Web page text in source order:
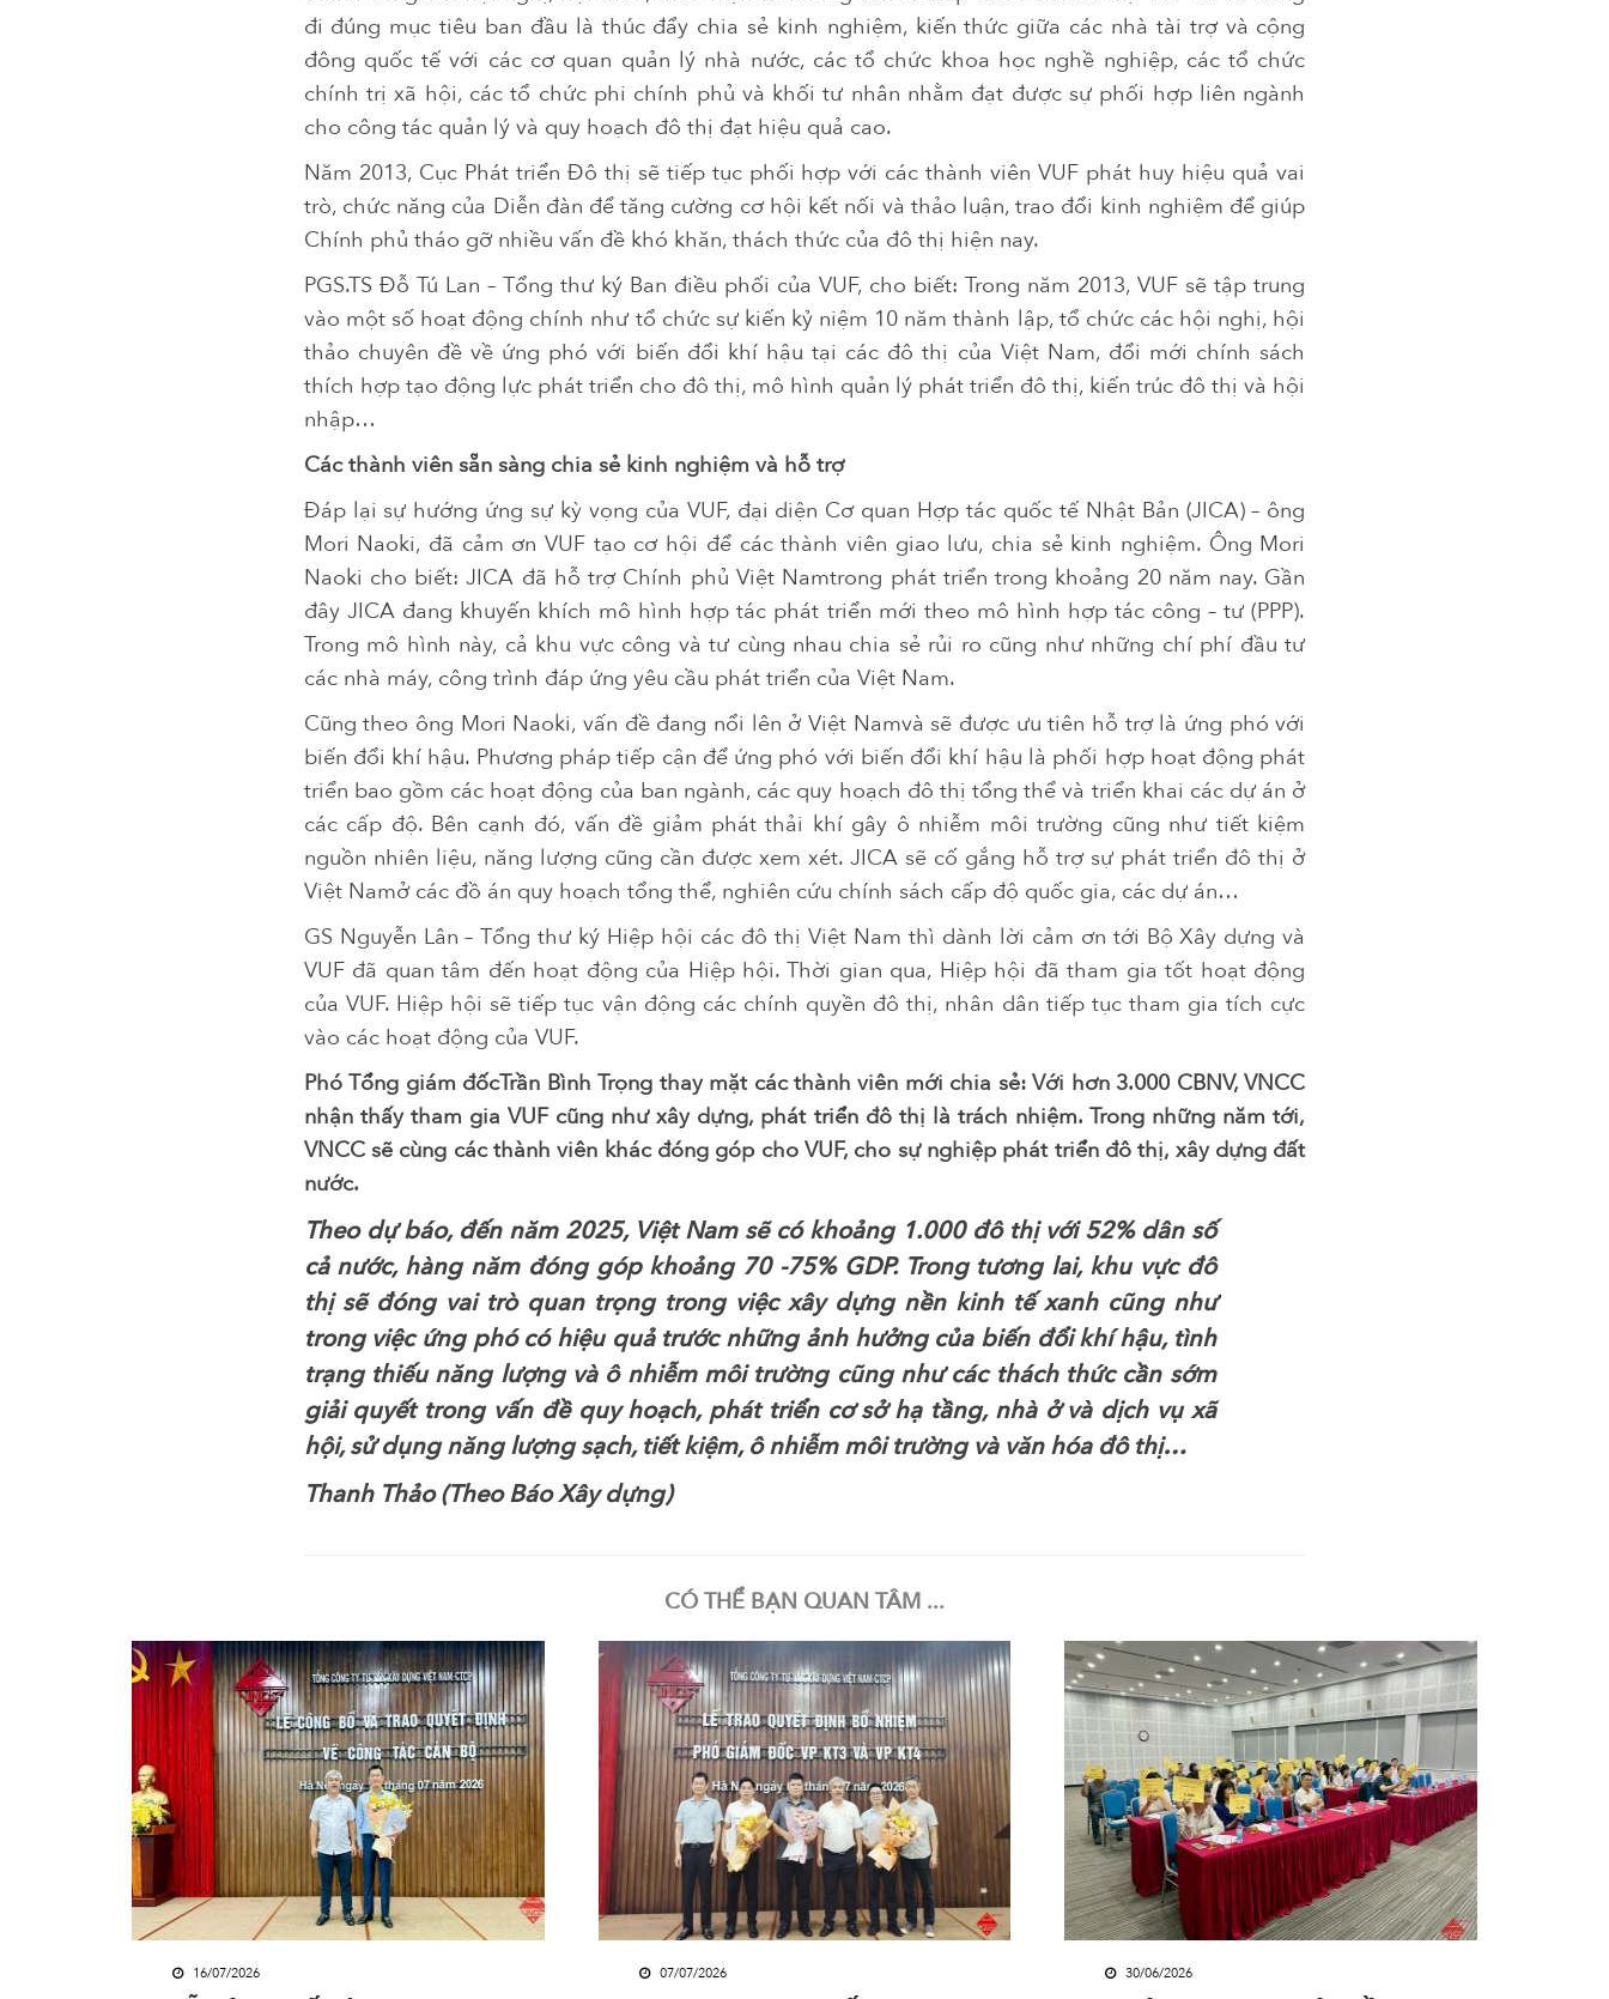
đi đúng mục tiêu ban đầu là thúc đẩy chia sẻ kinh nghiệm, kiến thức giữa các nhà tài trợ và cộng
đông quốc tế với các cơ quan quản lý nhà nước, các tổ chức khoa học nghề nghiệp, các tổ chức
chính trị xã hội, các tổ chức phi chính phủ và khối tư nhân nhằm đạt được sự phối hợp liên ngành
cho công tác quản lý và quy hoạch đô thị đạt hiệu quả cao.
Năm 2013, Cục Phát triển Đô thị sẽ tiếp tục phối hợp với các thành viên VUF phát huy hiệu quả vai
trò, chức năng của Diễn đàn để tăng cường cơ hội kết nối và thảo luận, trao đổi kinh nghiệm để giúp
Chính phủ tháo gỡ nhiều vấn đề khó khăn, thách thức của đô thị hiện nay.
PGS.TS Đỗ Tú Lan – Tổng thư ký Ban điều phối của VUF, cho biết: Trong năm 2013, VUF sẽ tập trung
vào một số hoạt động chính như tổ chức sự kiến kỷ niệm 10 năm thành lập, tổ chức các hội nghị, hội
thảo chuyên đề về ứng phó với biến đổi khí hậu tại các đô thị của Việt Nam, đổi mới chính sách
thích hợp tạo động lực phát triển cho đô thị, mô hình quản lý phát triển đô thị, kiến trúc đô thị và hội
nhập…
Các thành viên sẵn sàng chia sẻ kinh nghiệm và hỗ trợ
Đáp lại sự hướng ứng sự kỳ vọng của VUF, đại diện Cơ quan Hợp tác quốc tế Nhật Bản (JICA) – ông
Mori Naoki, đã cảm ơn VUF tạo cơ hội để các thành viên giao lưu, chia sẻ kinh nghiệm. Ông Mori
Naoki cho biết: JICA đã hỗ trợ Chính phủ Việt Namtrong phát triển trong khoảng 20 năm nay. Gần
đây JICA đang khuyến khích mô hình hợp tác phát triển mới theo mô hình hợp tác công – tư (PPP).
Trong mô hình này, cả khu vực công và tư cùng nhau chia sẻ rủi ro cũng như những chí phí đầu tư
các nhà máy, công trình đáp ứng yêu cầu phát triển của Việt Nam.
Cũng theo ông Mori Naoki, vấn đề đang nổi lên ở Việt Namvà sẽ được ưu tiên hỗ trợ là ứng phó với
biến đổi khí hậu. Phương pháp tiếp cận để ứng phó với biến đổi khí hậu là phối hợp hoạt động phát
triển bao gồm các hoạt động của ban ngành, các quy hoạch đô thị tổng thể và triển khai các dự án ở
các cấp độ. Bên cạnh đó, vấn đề giảm phát thải khí gây ô nhiễm môi trường cũng như tiết kiệm
nguồn nhiên liệu, năng lượng cũng cần được xem xét. JICA sẽ cố gắng hỗ trợ sự phát triển đô thị ở
Việt Namở các đồ án quy hoạch tổng thể, nghiên cứu chính sách cấp độ quốc gia, các dự án…
GS Nguyễn Lân – Tổng thư ký Hiệp hội các đô thị Việt Nam thì dành lời cảm ơn tới Bộ Xây dựng và
VUF đã quan tâm đến hoạt động của Hiệp hội. Thời gian qua, Hiệp hội đã tham gia tốt hoạt động
của VUF. Hiệp hội sẽ tiếp tục vận động các chính quyền đô thị, nhân dân tiếp tục tham gia tích cực
vào các hoạt động của VUF.
Phó Tổng giám đốcTrần Bình Trọng thay mặt các thành viên mới chia sẻ: Với hơn 3.000 CBNV, VNCC
nhận thấy tham gia VUF cũng như xây dựng, phát triển đô thị là trách nhiệm. Trong những năm tới,
VNCC sẽ cùng các thành viên khác đóng góp cho VUF, cho sự nghiệp phát triển đô thị, xây dựng đất
nước.
Theo dự báo, đến năm 2025, Việt Nam sẽ có khoảng 1.000 đô thị với 52% dân số
cả nước, hàng năm đóng góp khoảng 70 -75% GDP. Trong tương lai, khu vực đô
thị sẽ đóng vai trò quan trọng trong việc xây dựng nền kinh tế xanh cũng như
trong việc ứng phó có hiệu quả trước những ảnh hưởng của biến đổi khí hậu, tình
trạng thiếu năng lượng và ô nhiễm môi trường cũng như các thách thức cần sớm
giải quyết trong vấn đề quy hoạch, phát triển cơ sở hạ tầng, nhà ở và dịch vụ xã
hội, sử dụng năng lượng sạch, tiết kiệm, ô nhiễm môi trường và văn hóa đô thị…
Thanh Thảo (Theo Báo Xây dựng)
CÓ THỂ BẠN QUAN TÂM ...
16/07/2026 07/07/2026 30/06/2026